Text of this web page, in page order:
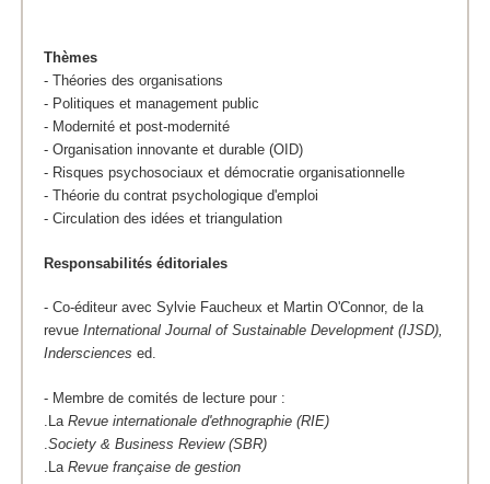
Thèmes
- Théories des organisations
- Politiques et management public
- Modernité et post-modernité
- Organisation innovante et durable (OID)
- Risques psychosociaux et démocratie organisationnelle
- Théorie du contrat psychologique d'emploi
- Circulation des idées et triangulation
Responsabilités éditoriales
- Co-éditeur avec Sylvie Faucheux et Martin O'Connor, de la
revue International Journal of Sustainable Development (IJSD),
Indersciences ed.
- Membre de comités de lecture pour :
.La Revue internationale d'ethnographie (RIE)
Society & Business Review (SBR)
.La Revue française de gestion